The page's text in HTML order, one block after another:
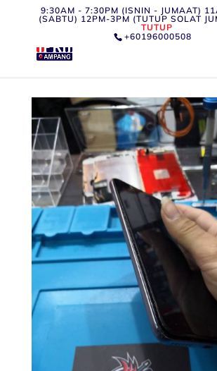
9:30AM - 7:30PM (ISNIN - JUMAAT)
(SABTU) 12PM-3PM (TUTUP SOLAT
TUTUP
+60196000508